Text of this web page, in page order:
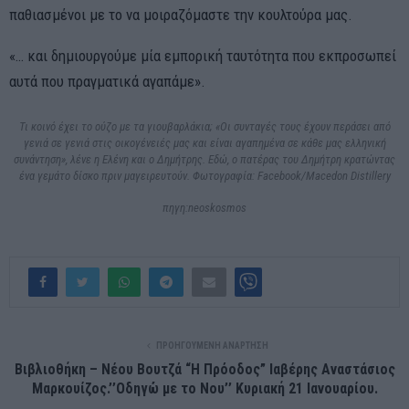
παθιασμένοι με το να μοιραζόμαστε την κουλτούρα μας.
«… και δημιουργούμε μία εμπορική ταυτότητα που εκπροσωπεί
αυτά που πραγματικά αγαπάμε».
Τι κοινό έχει το ούζο με τα γιουβαρλάκια; «Oι συνταγές τους έχουν περάσει από
γενιά σε γενιά στις οικογένειές μας και είναι αγαπημένα σε κάθε μας ελληνική
συνάντηση», λένε η Ελένη και ο Δημήτρης. Εδώ, ο πατέρας του Δημήτρη κρατώντας
ένα γεμάτο δίσκο πριν μαγειρευτούν. Φωτογραφία: Facebook/Macedon Distillery
πηγη:neoskosmos
ΠΡΟΗΓΟΎΜΕΝΗ ΑΝΆΡΤΗΣΗ
Βιβλιοθήκη – Νέου Βουτζά “Η Πρόοδος” Ιαβέρης Αναστάσιος
Μαρκουίζος.’’Οδηγώ με το Νου’’ Κυριακή 21 Ιανουαρίου.